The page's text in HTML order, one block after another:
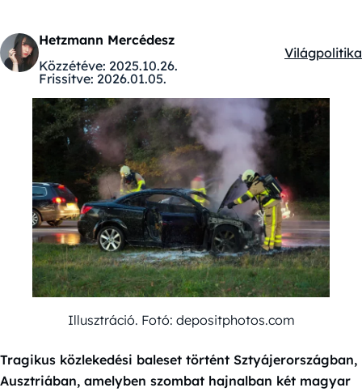
Hetzmann Mercédesz
Közzétéve: 2025.10.26.
Frissítve: 2026.01.05.
Kategóriák:
Világpolitika
Illusztráció. Fotó: depositphotos.com
Tragikus közlekedési baleset történt Sztyájerországban,
Ausztriában, amelyben szombat hajnalban két magyar